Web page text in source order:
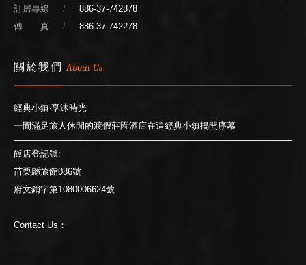
訂房專線
886-37-742878
傳 真
886-37-742278
關於我們 About Us
經典小鎮‧享沐時光
一間滿足旅人休閒的渡假莊園酒店在這經典小鎮揭開序幕
飯店登記號:
苗栗縣旅館086號
府文銷字第1080006624號
Contact Us：